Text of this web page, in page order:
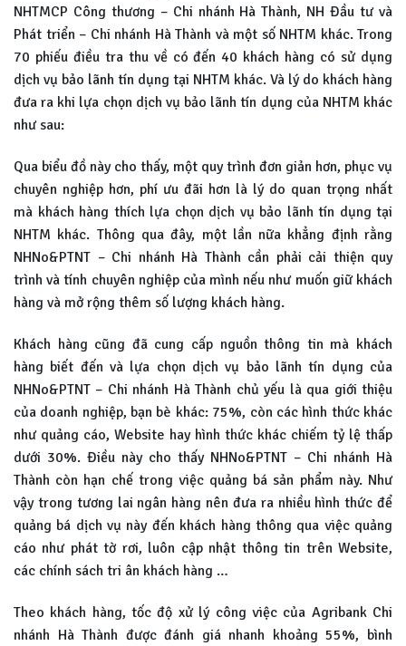
NHTMCP Công thương – Chi nhánh Hà Thành, NH Đầu tư và
Phát triển – Chi nhánh Hà Thành và một số NHTM khác. Trong
70 phiếu điều tra thu về có đến 40 khách hàng có sử dụng
dịch vụ bảo lãnh tín dụng tại NHTM khác. Và lý do khách hàng
đưa ra khi lựa chọn dịch vụ bảo lãnh tín dụng của NHTM khác
như sau:
Qua biểu đồ này cho thấy, một quy trình đơn giản hơn, phục vụ
chuyên nghiệp hơn, phí ưu đãi hơn là lý do quan trọng nhất
mà khách hàng thích lựa chọn dịch vụ bảo lãnh tín dụng tại
NHTM khác. Thông qua đây, một lần nữa khẳng định rằng
NHNo&PTNT – Chi nhánh Hà Thành cần phải cải thiện quy
trình và tính chuyên nghiệp của mình nếu như muốn giữ khách
hàng và mở rộng thêm số lượng khách hàng.
Khách hàng cũng đã cung cấp nguồn thông tin mà khách
hàng biết đến và lựa chọn dịch vụ bảo lãnh tín dụng của
NHNo&PTNT – Chi nhánh Hà Thành chủ yếu là qua giới thiệu
của doanh nghiệp, bạn bè khác: 75%, còn các hình thức khác
như quảng cáo, Website hay hình thức khác chiếm tỷ lệ thấp
dưới 30%. Điều này cho thấy NHNo&PTNT – Chi nhánh Hà
Thành còn hạn chế trong việc quảng bá sản phẩm này. Như
vậy trong tương lai ngân hàng nên đưa ra nhiều hình thức để
quảng bá dịch vụ này đến khách hàng thông qua việc quảng
cáo như phát tờ rơi, luôn cập nhật thông tin trên Website,
các chính sách tri ân khách hàng …
Theo khách hàng, tốc độ xử lý công việc của Agribank Chi
nhánh Hà Thành được đánh giá nhanh khoảng 55%, bình